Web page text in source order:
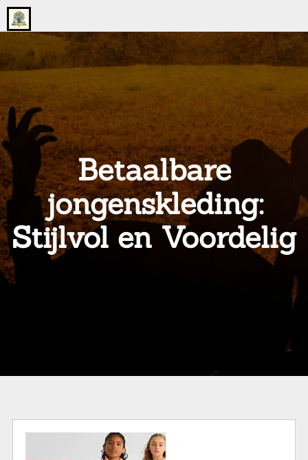
Go
to
home
page
onsgrotegezin.nl
Betaalbare
jongenskleding:
Stijlvol en Voordelig